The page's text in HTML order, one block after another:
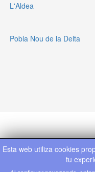
L'Aldea
Pobla Nou de la Delta
Política de
Esta web utiliza cookies
tu